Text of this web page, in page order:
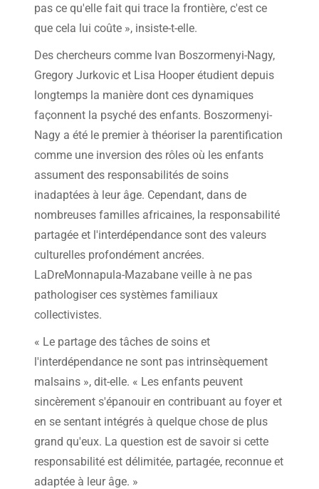
pas ce qu'elle fait qui trace la frontière, c'est ce
que cela lui coûte », insiste-t-elle.
Des chercheurs comme Ivan Boszormenyi-Nagy,
Gregory Jurkovic et Lisa Hooper étudient depuis
longtemps la manière dont ces dynamiques
façonnent la psyché des enfants. Boszormenyi-
Nagy a été le premier à théoriser la parentification
comme une inversion des rôles où les enfants
assument des responsabilités de soins
inadaptées à leur âge. Cependant, dans de
nombreuses familles africaines, la responsabilité
partagée et l'interdépendance sont des valeurs
culturelles profondément ancrées.
LaDreMonnapula-Mazabane veille à ne pas
pathologiser ces systèmes familiaux
collectivistes.
« Le partage des tâches de soins et
l'interdépendance ne sont pas intrinsèquement
malsains », dit-elle. « Les enfants peuvent
sincèrement s'épanouir en contribuant au foyer et
en se sentant intégrés à quelque chose de plus
grand qu'eux. La question est de savoir si cette
responsabilité est délimitée, partagée, reconnue et
adaptée à leur âge. »